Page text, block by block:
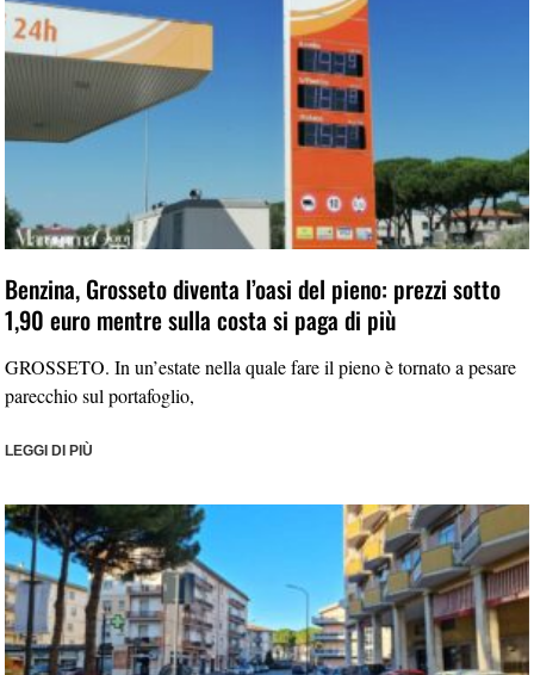
Benzina, Grosseto diventa l’oasi del pieno: prezzi sotto
1,90 euro mentre sulla costa si paga di più
GROSSETO. In un’estate nella quale fare il pieno è tornato a pesare
parecchio sul portafoglio,
LEGGI DI PIÙ